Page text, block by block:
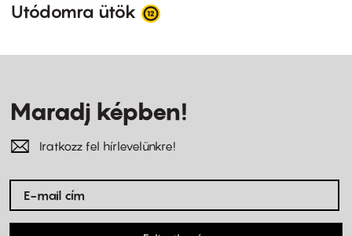
Utódomra ütök
Maradj képben!
Iratkozz fel hírlevelünkre!